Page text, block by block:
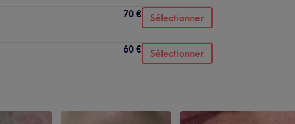
70 € Sélectionner
60 € Sélectionner